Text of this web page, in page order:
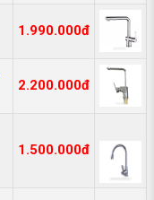
1.990.000đ
2.200.000đ
1.500.000đ